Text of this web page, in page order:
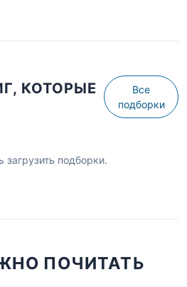
КОТОРЫЕ
Все
подборки
загрузить подборки.
ПОЧИТАТЬ